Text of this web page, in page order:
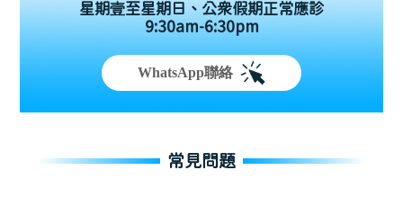
星期壹至星期日、公眾假期正常應診
9:30am-6:30pm
WhatsApp聯絡
常見問題